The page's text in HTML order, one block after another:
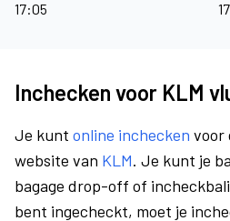
17:05
Inchecken voor KLM
Je kunt online inchecken voor
website van KLM. Je kunt je
bagage drop-off of
bent ingecheckt, moet je